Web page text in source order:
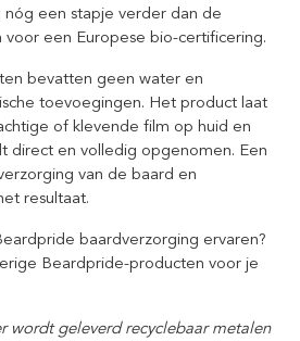
een stapje verder dan de
voor een Europese bio-certificering.
bevatten geen water en
toevoegingen. Het product laat
of klevende film op huid en
direct en volledig opgenomen. Een
van de baard en
resultaat.
baardverzorging ervaren?
Beardpride-producten voor je
wordt geleverd recyclebaar metalen